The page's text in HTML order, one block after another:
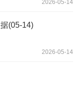
2026-05-14
(05-14)
2026-05-14